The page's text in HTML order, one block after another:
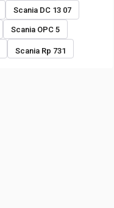
Scania DC 13 07
Scania OPC 5
Scania Rp 731